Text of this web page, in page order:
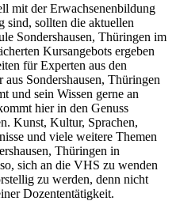
mit der Erwachsenenbildung
sind, sollten die aktuellen
Sondershausen, Thüringen im
Kursangebots ergeben
für Experten aus den
Sondershausen, Thüringen
und sein Wissen gerne an
hier in den Genuss
Kunst, Kultur, Sprachen,
und viele weitere Themen
Thüringen in
sich an die VHS zu wenden
zu werden, denn nicht
Dozententätigkeit.